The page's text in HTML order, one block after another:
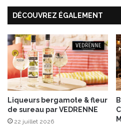
e
e
t
a
S
b
r
i
n
z
m
d
e
t
r
r
e
,
j
a
DÉCOUVREZ ÉGALEMENT
Liqueurs bergamote & fleur
de sureau par VEDRENNE
22 juillet 2026